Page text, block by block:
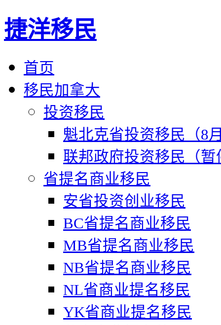
捷洋移民
首页
移民加拿大
投资移民
魁北克省投资移民（8
联邦政府投资移民（暂
省提名商业移民
安省投资创业移民
BC省提名商业移民
MB省提名商业移民
NB省提名商业移民
NL省商业提名移民
YK省商业提名移民